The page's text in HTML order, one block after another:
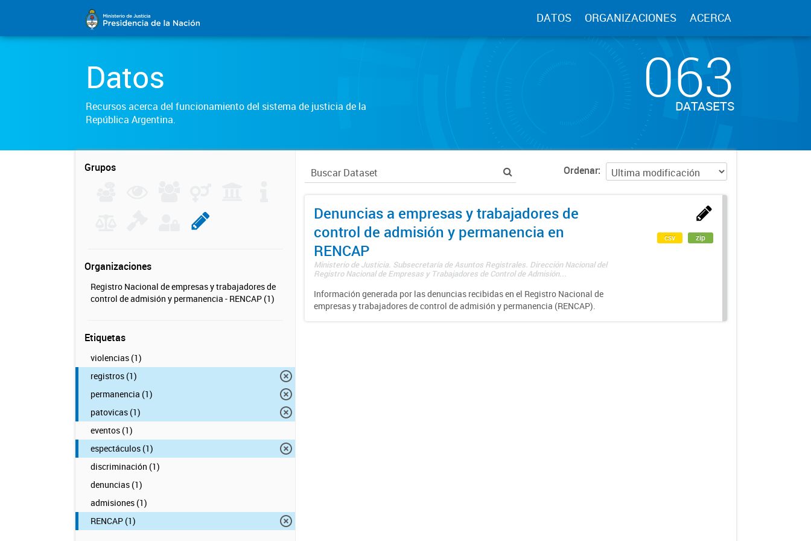
DATOS ORGANIZACIONES ACERCA
Datos
Recursos acerca del funcionamiento del sistema de justicia de la
República Argentina.
063
DATASETS
Grupos
Organizaciones
Registro Nacional de empresas y trabajadores de
control de admisión y permanencia - RENCAP (1)
Etiquetas
violencias (1)
registros (1)
permanencia (1)
patovicas (1)
eventos (1)
espectáculos (1)
discriminación (1)
denuncias (1)
admisiones (1)
RENCAP (1)
Ordenar
Denuncias a empresas y trabajadores de
control de admisión y permanencia en
RENCAP
Ministerio de Justicia. Subsecretaría de Asuntos Registrales. Dirección Nacional del
Registro Nacional de Empresas y Trabajadores de Control de Admisión...
Información generada por las denuncias recibidas en el Registro Nacional de
empresas y trabajadores de control de admisión y permanencia (RENCAP).
csv zip